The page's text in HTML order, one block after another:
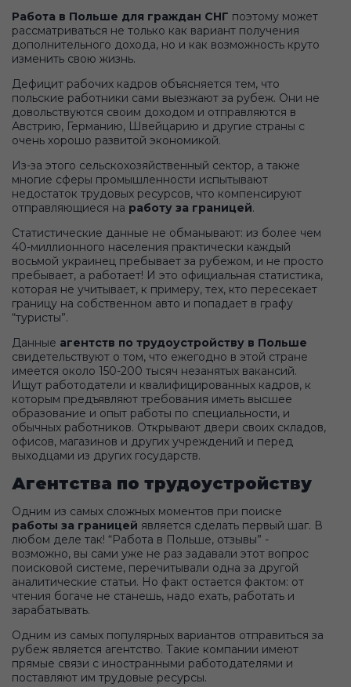
Работа в Польше для граждан СНГ поэтому может
рассматриваться не только как вариант получения
дополнительного дохода, но и как возможность круто
изменить свою жизнь.
Дефицит рабочих кадров объясняется тем, что
польские работники сами выезжают за рубеж. Они не
довольствуются своим доходом и отправляются в
Австрию, Германию, Швейцарию и другие страны с
очень хорошо развитой экономикой.
Из-за этого сельскохозяйственный сектор, а также
многие сферы промышленности испытывают
недостаток трудовых ресурсов, что компенсируют
отправляющиеся на работу за границей.
Статистические данные не обманывают: из более чем
40-миллионного населения практически каждый
восьмой украинец пребывает за рубежом, и не просто
пребывает, а работает! И это официальная статистика,
которая не учитывает, к примеру, тех, кто пересекает
границу на собственном авто и попадает в графу
“туристы”.
Данные агентств по трудоустройству в Польше
свидетельствуют о том, что ежегодно в этой стране
имеется около 150-200 тысяч незанятых вакансий.
Ищут работодатели и квалифицированных кадров, к
которым предъявляют требования иметь высшее
образование и опыт работы по специальности, и
обычных работников. Открывают двери своих складов,
офисов, магазинов и других учреждений и перед
выходцами из других государств.
Агентства по трудоустройству
Одним из самых сложных моментов при поиске
работы за границей является сделать первый шаг. В
любом деле так! “Работа в Польше, отзывы” -
возможно, вы сами уже не раз задавали этот вопрос
поисковой системе, перечитывали одна за другой
аналитические статьи. Но факт остается фактом: от
чтения богаче не станешь, надо ехать, работать и
зарабатывать.
Одним из самых популярных вариантов отправиться за
рубеж является агентство. Такие компании имеют
прямые связи с иностранными работодателями и
поставляют им трудовые ресурсы.